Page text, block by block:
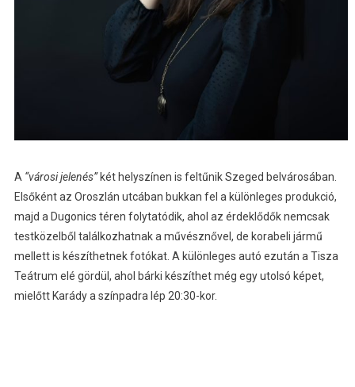
A “városi jelenés” két helyszínen is feltűnik Szeged belvárosában.
Elsőként az Oroszlán utcában bukkan fel a különleges produkció,
majd a Dugonics téren folytatódik, ahol az érdeklődők nemcsak
testközelből találkozhatnak a művésznővel, de korabeli jármű
mellett is készíthetnek fotókat. A különleges autó ezután a Tisza
Teátrum elé gördül, ahol bárki készíthet még egy utolsó képet,
mielőtt Karády a színpadra lép 20:30-kor.